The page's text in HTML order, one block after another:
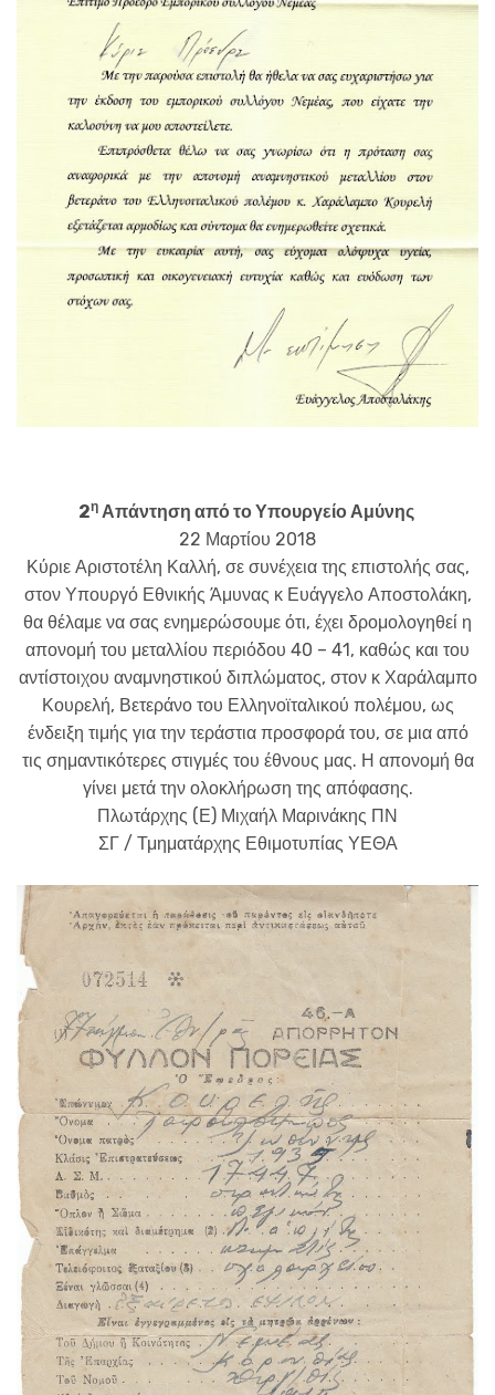
2ηΑπάντηση από το Υπουργείο Αμύνης
22 Μαρτίου 2018
Κύριε Αριστοτέλη Καλλή, σε συνέχεια της επιστολής σας,
στον Υπουργό Εθνικής Άμυνας κ Ευάγγελο Αποστολάκη,
θα θέλαμε να σας ενημερώσουμε ότι, έχει δρομολογηθεί η
απονομή του μεταλλίου περιόδου 40 – 41, καθώς και του
αντίστοιχου αναμνηστικού διπλώματος, στον κ Χαράλαμπο
Κουρελή, Βετεράνο του Ελληνοϊταλικού πολέμου, ως
ένδειξη τιμής για την τεράστια προσφορά του, σε μια από
τις σημαντικότερες στιγμές του έθνους μας. Η απονομή θα
γίνει μετά την ολοκλήρωση της απόφασης.
Πλωτάρχης (Ε) Μιχαήλ Μαρινάκης ΠΝ
ΣΓ / Τμηματάρχης Εθιμοτυπίας ΥΕΘΑ